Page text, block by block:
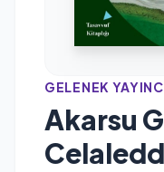
GELENEK
Akarsu